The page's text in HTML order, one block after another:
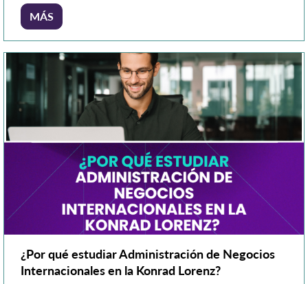
fenómenos económicos más relevantes a nivel global. La Copa
Mundial moviliza inversiones multimillonarias, impulsa sectores
MÁS
¿Por qué estudiar Administración de Negocios
Internacionales en la Konrad Lorenz?